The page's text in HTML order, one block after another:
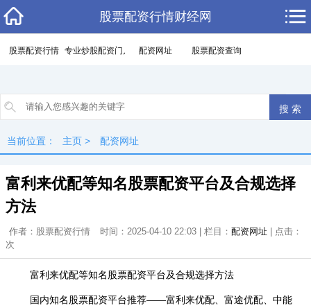
股票配资行情财经网
股票配资行情 专业炒股配资门户 配资网址 股票配资查询
当前位置： 主页 > 配资网址
富利来优配等知名股票配资平台及合规选择
方法
作者：股票配资行情 时间：2025-04-10 22:03 | 栏目： 配资网址 | 点击：
次
富利来优配等知名股票配资平台及合规选择方法
国内知名股票配资平台推荐——富利来优配、富途优配、中能